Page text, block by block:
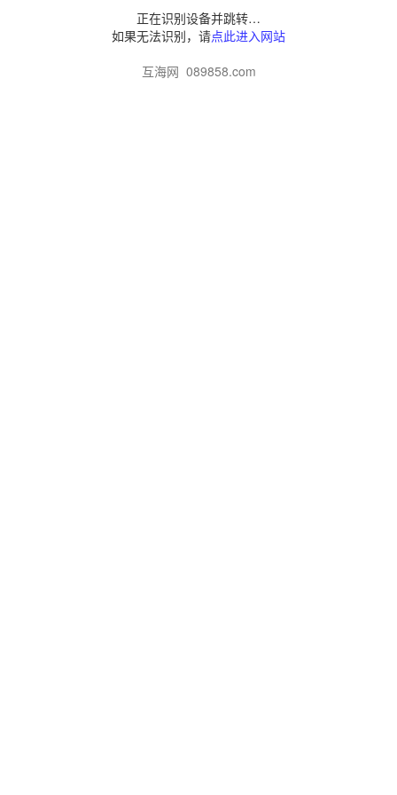
正在识别设备并跳转…
如果无法识别，请点此进入网站
互海网 089858.com